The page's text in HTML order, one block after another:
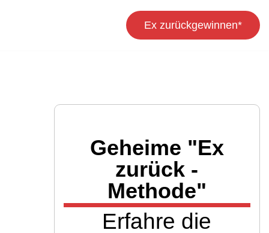
Ex zurückgewinnen*
Geheime "Ex
zurück -
Methode"
Erfahre die